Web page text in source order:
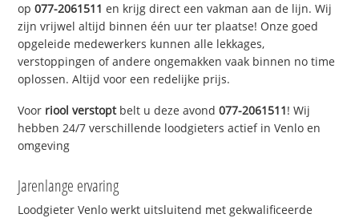
op077-2061511 en krijg direct een vakman aan de lijn. Wij
zijn vrijwel altijd binnen één uur ter plaatse! Onze goed
opgeleide medewerkers kunnen alle lekkages,
verstoppingen of andere ongemakken vaak binnen no time
oplossen. Altijd voor een redelijke prijs.
Voor riool verstoptbelt u deze avond077-2061511! Wij
hebben 24/7 verschillende loodgieters actief in Venlo en
omgeving
Jarenlange ervaring
Loodgieter Venlo werkt uitsluitend met gekwalificeerde